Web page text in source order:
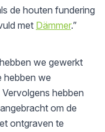
de houten fundering
met Dämmer.”
we gewerkt
hebben we
hebben
om de
ontgraven te